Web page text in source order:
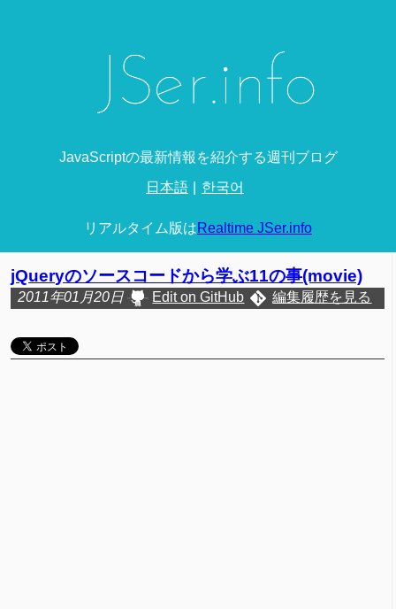
JavaScriptの最新情報を紹介する週刊ブログ
日本語 한국어
リアルタイム版はRealtime JSer.info
jQueryのソースコードから学ぶ11の事(movie)
2011年01月20日 Edit on GitHub 編集履歴を見る